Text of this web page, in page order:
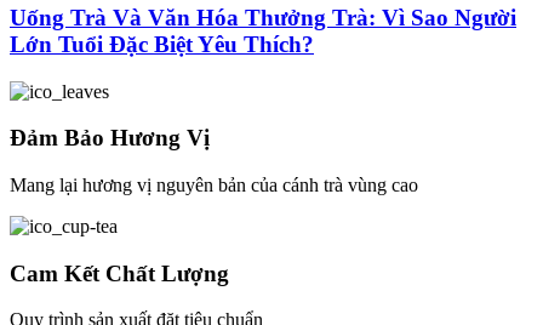
Uống Trà Và Văn Hóa Thưởng Trà: Vì Sao Người
Lớn Tuổi Đặc Biệt Yêu Thích?
Đảm Bảo Hương Vị
Mang lại hương vị nguyên bản của cánh trà vùng cao
Cam Kết Chất Lượng
Quy trình sản xuất đặt tiêu chuẩn